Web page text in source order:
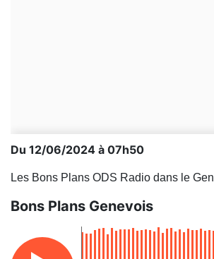
Du 12/06/2024 à 07h50
Les Bons Plans ODS Radio dans le
Bons Plans Genevois